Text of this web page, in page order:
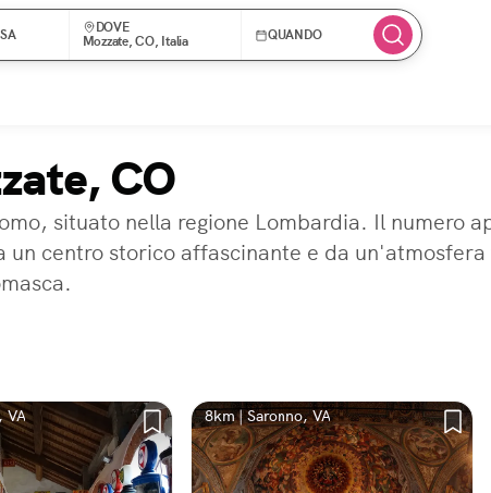
DOVE
Mozzate, CO, Italia
QUANDO
CO
situato nella regione Lombardia. Il numero
centro storico affascinante e da
VA 8km | Saronno, VA